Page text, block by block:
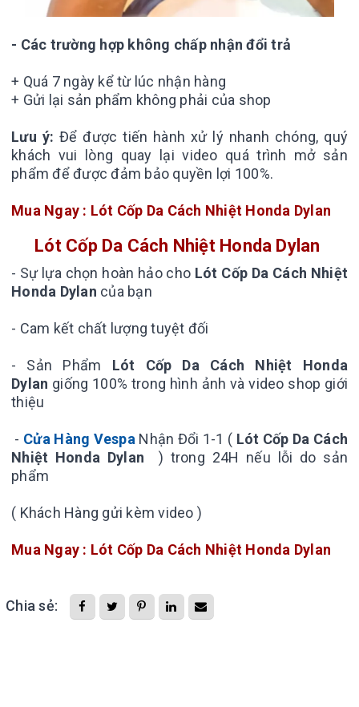
- Các trường hợp không chấp nhận đổi trả
+ Quá 7 ngày kể từ lúc nhận hàng
+ Gửi lại sản phẩm không phải của shop
Lưu ý: Để được tiến hành xử lý nhanh chóng, quý
khách vui lòng quay lại video quá trình mở sản
phẩm để được đảm bảo quyền lợi 100%.
Mua Ngay : Lót Cốp Da Cách Nhiệt Honda Dylan
Lót Cốp Da Cách Nhiệt Honda Dylan
- Sự lựa chọn hoàn hảo cho Lót Cốp Da Cách Nhiệt
Honda Dylan của bạn
- Cam kết chất lượng tuyệt đối
- Sản Phẩm Lót Cốp Da Cách Nhiệt Honda
Dylan giống 100% trong hình ảnh và video shop giới
thiệu
- Cửa Hàng VespaNhận Đổi 1-1 ( Lót Cốp Da Cách
Nhiệt Honda Dylan
) trong 24H nếu lỗi do sản
phẩm
( Khách Hàng gửi kèm video )
Mua Ngay : Lót Cốp Da Cách Nhiệt Honda Dylan
Chia sẻ: